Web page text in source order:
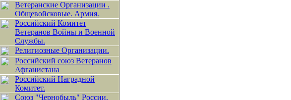
Ветеранские Организации .
Общевойсковые. Армия.
Российский Комитет
Ветеранов Войны и Военной
Службы.
Религиозные Организации.
Российский союз Ветеранов
Афганистана
Российский Наградной
Комитет.
Союз "Чернобыль" России.